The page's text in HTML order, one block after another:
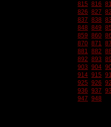
815 816
826 827
837 838
848 849
859 860
870 871
881 882
892 893
903 904
914 915
925 926
936 937
947 948